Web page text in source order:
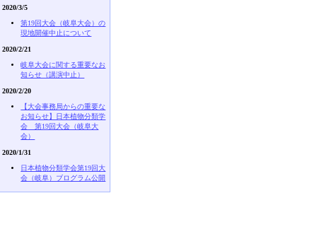
2020/3/5
第19回大会（岐阜大会）の
現地開催中止について
2020/2/21
岐阜大会に関する重要なお
知らせ（講演中止）
2020/2/20
【大会事務局からの重要な
お知らせ】日本植物分類学
会 第19回大会（岐阜大
会）
2020/1/31
日本植物分類学会第19回大
会（岐阜）ブログラム公開